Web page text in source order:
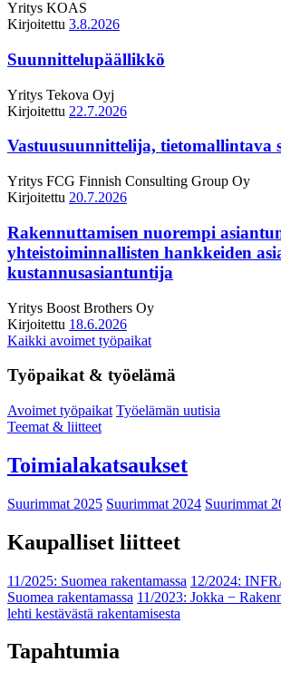
Yritys KOAS
Kirjoitettu 3.8.2026
Suunnittelupäällikkö
Yritys Tekova Oyj
Kirjoitettu 22.7.2026
Vastuusuunnittelija, tietomallintava
Yritys FCG Finnish Consulting Group Oy
Kirjoitettu 20.7.2026
Rakennuttamisen nuorempi
yhteistoiminnallisten hankkeiden
kustannusasiantuntija
Yritys Boost Brothers Oy
Kirjoitettu 18.6.2026
Kaikki avoimet työpaikat
Työpaikat & työelämä
Avoimet työpaikat Työelämän uutisia
Teemat & liitteet
Toimialakatsaukset
Suurimmat 2025 Suurimmat 2024 Suurimmat
Kaupalliset liitteet
11/2025: Suomea rakentamassa 12/2024:
Suomea rakentamassa 11/2023: Jokka −
lehti kestävästä rakentamisesta
Tapahtumia